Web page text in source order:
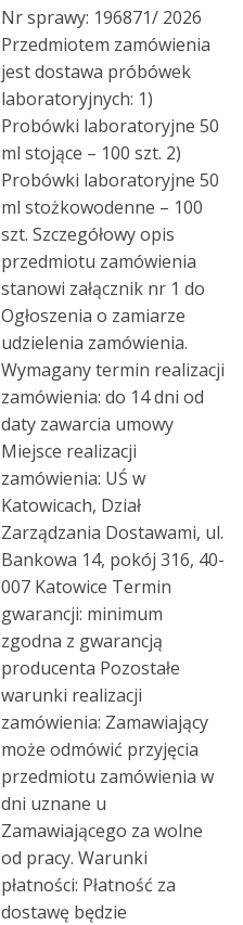
Nr sprawy: 196871/ 2026
Przedmiotem zamówienia
jest dostawa próbówek
laboratoryjnych: 1)
Probówki laboratoryjne 50
ml stojące – 100 szt. 2)
Probówki laboratoryjne 50
ml stożkowodenne – 100
szt. Szczegółowy opis
przedmiotu zamówienia
stanowi załącznik nr 1 do
Ogłoszenia o zamiarze
udzielenia zamówienia.
Wymagany termin realizacji
zamówienia: do 14 dni od
daty zawarcia umowy
Miejsce realizacji
zamówienia: UŚ w
Katowicach, Dział
Zarządzania Dostawami, ul.
Bankowa 14, pokój 316, 40-
007 Katowice Termin
gwarancji: minimum
zgodna z gwarancją
producenta Pozostałe
warunki realizacji
zamówienia: Zamawiający
może odmówić przyjęcia
przedmiotu zamówienia w
dni uznane u
Zamawiającego za wolne
od pracy. Warunki
płatności: Płatność za
dostawę będzie